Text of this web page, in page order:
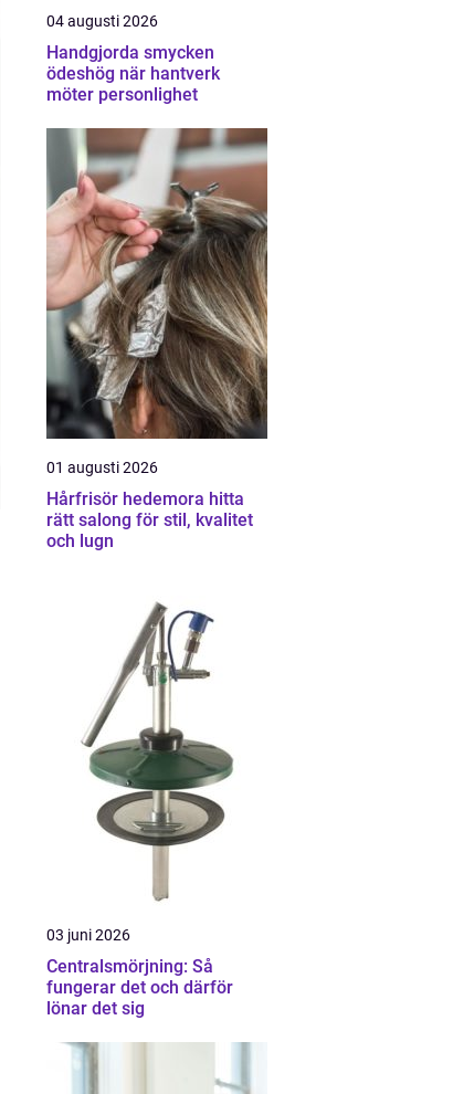
04 augusti 2026
Handgjorda smycken
ödeshög när hantverk
möter personlighet
01 augusti 2026
Hårfrisör hedemora hitta
rätt salong för stil, kvalitet
och lugn
03 juni 2026
Centralsmörjning: Så
fungerar det och därför
lönar det sig